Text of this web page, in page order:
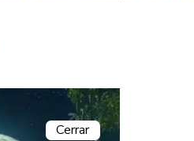
Cerrar